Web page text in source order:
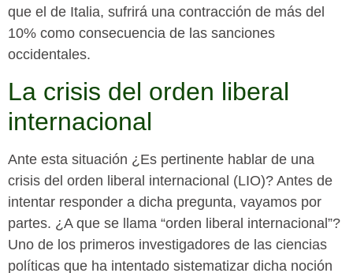
que el de Italia, sufrirá una contracción de más del
10% como consecuencia de las sanciones
occidentales.
La crisis del orden liberal
internacional
Ante esta situación ¿Es pertinente hablar de una
crisis del orden liberal internacional (LIO)? Antes de
intentar responder a dicha pregunta, vayamos por
partes. ¿A que se llama “orden liberal internacional”?
Uno de los primeros investigadores de las ciencias
políticas que ha intentado sistematizar dicha noción